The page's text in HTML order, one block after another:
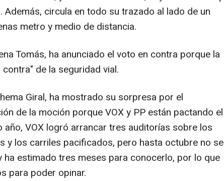
circula en todo su trazado al lado de un
metro y medio de distancia.
Tomás, ha anunciado el voto en contra porque la
de la seguridad vial.
Giral, ha mostrado su sorpresa por el
de la moción porque VOX y PP están pactando el
año, VOX logró arrancar tres auditorías sobre los
y los carriles pacificados, pero hasta octubre no se
ha estimado tres meses para conocerlo, por lo que
para poder opinar.